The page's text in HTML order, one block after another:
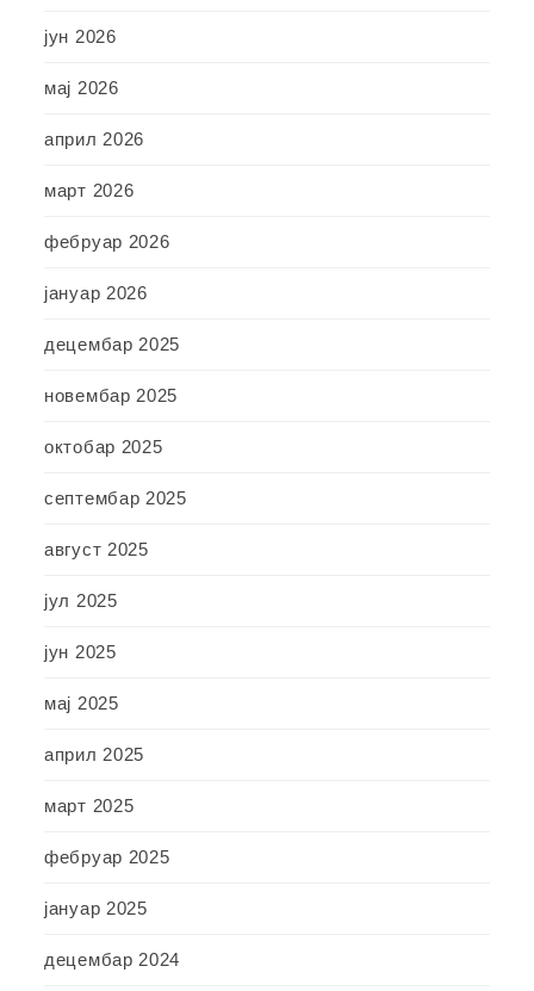
јун 2026
мај 2026
април 2026
март 2026
фебруар 2026
јануар 2026
децембар 2025
новембар 2025
октобар 2025
септембар 2025
август 2025
јул 2025
јун 2025
мај 2025
април 2025
март 2025
фебруар 2025
јануар 2025
децембар 2024